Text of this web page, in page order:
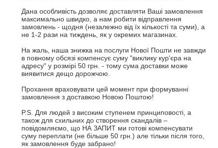
Дана особливість дозволяє доставляти Ваші замовлення
максимально швидко, а нам робити відправлення
замовлень - щодня (незалежно від їх кількості та суми), а
не 1-2 рази на тиждень, як у окремих магазинах.
На жаль, наша знижка на послуги Нової Пошти не завжди
в повному обсязі компенсує суму "виклику кур'єра на
адресу" у розмірі 50 грн. - тому сума доставки може
виявитися дещо дорожчою.
Прохання враховувати цей момент при формуванні
замовлення з доставкою Новою Поштою!
P.S. Для людей з високим ступенем принциповості, а
також для схильних до створення скандалів –
повідомляємо, що НА ЗАПИТ ми готові компенсувати
суму переплати (не більше 50 грн.) але тільки після того,
як замовлення буде забрано!